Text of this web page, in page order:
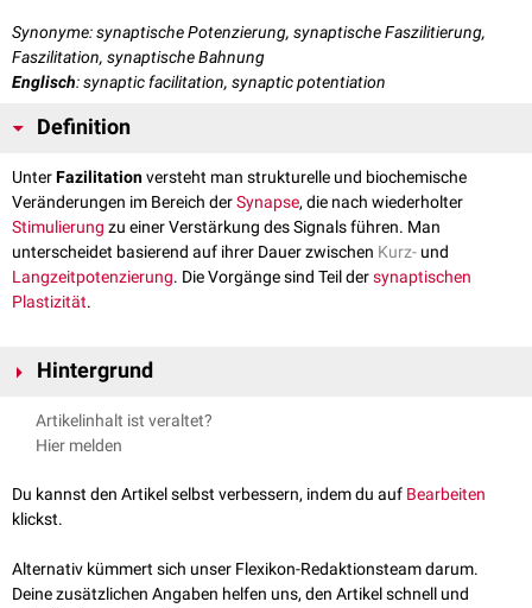
Synonyme: synaptische Potenzierung, synaptische Faszilitierung,
Faszilitation, synaptische Bahnung
Englisch: synaptic facilitation, synaptic potentiation
Definition
UnterFazilitationversteht man strukturelle und biochemische
Veränderungen im Bereich derSynapse, die nach wiederholter
Stimulierung zu einer Verstärkung des Signals führen. Man
unterscheidet basierend auf ihrer Dauer zwischen Kurz- und
Langzeitpotenzierung. Die Vorgänge sind Teil dersynaptischen
Plastizität.
Hintergrund
Die genauen Abläufe der Fazilitation sind bislang (2021) nicht geklärt.
Ursache ist wahrscheinlich eine gesteigerte
u.a. zu einer Erhöhung des
Calciumspiegels in der präsynaptischen
Endigung.
Artikelinhalt ist veraltet?
Hier melden
Du kannst den Artikel selbst verbessern, indem du auf Bearbeiten
klickst.
Alternativ kümmert sich unser Flexikon-Redaktionsteam darum.
Deine zusätzlichen Angaben helfen uns, den Artikel schnell und